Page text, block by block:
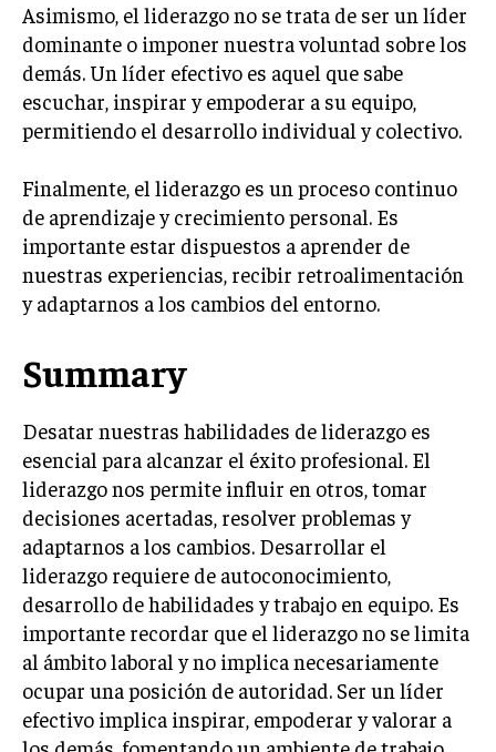
ESTRATEGIAS DE PRICING Y GESTIÓN DE
PRECIOS
GESTIÓN DE CRISIS EMPRESARIALES
EMPRESAS Y STARTUPS TECNOLÓGICAS
GESTIÓN DE LA EXPERIENCIA DEL CLIENTE
MÁS
PROYECTOS
GESTIÓN DE PROYECTOS
GESTIÓN DE OPERACIONES Y CADENA DE
LOGÍSTICA EMPRESARIAL
CALIDAD Y MEJORA CONTINUA
TALENTOS
RECURSOS HUMANOS Y GESTIÓN DEL
TALENTO
COMPENSACIÓN Y BENEFICIOS
RECLUTAMIENTO Y SELECCIÓN
DESARROLLO DE PERSONAL
GESTIÓN DEL DESEMPEÑO
CULTURA Y CLIMA ORGANIZACIONAL
Asimismo, el liderazgo no se trata de ser un líder
dominante o imponer nuestra voluntad sobre los
demás. Un líder efectivo es aquel que sabe
escuchar, inspirar y empoderar a su equipo,
permitiendo el desarrollo individual y colectivo.
Finalmente, el liderazgo es un proceso continuo
de aprendizaje y crecimiento personal. Es
importante estar dispuestos a aprender de
nuestras experiencias, recibir retroalimentación
y adaptarnos a los cambios del entorno.
Summary
Desatar nuestras habilidades de liderazgo es
esencial para alcanzar el éxito profesional. El
liderazgo nos permite influir en otros, tomar
decisiones acertadas, resolver problemas y
adaptarnos a los cambios. Desarrollar el
liderazgo requiere de autoconocimiento,
desarrollo de habilidades y trabajo en equipo. Es
importante recordar que el liderazgo no se limita
al ámbito laboral y no implica necesariamente
ocupar una posición de autoridad. Ser un líder
efectivo implica inspirar, empoderar y valorar a